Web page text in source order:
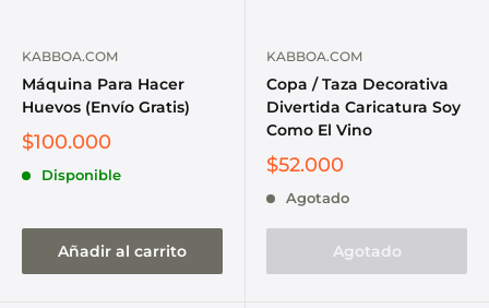
KABBOA.COM
Máquina Para Hacer
Huevos (Envío Gratis)
$100.000
Disponible
Añadir al carrito
KABBOA.COM
Copa / Taza Decorativa
Divertida Caricatura Soy
Como El Vino
$52.000
Agotado
Agotado